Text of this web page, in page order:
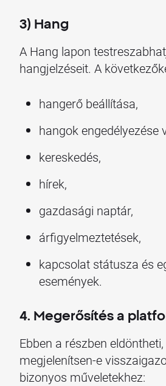
3) Hang
A Hang lapon
hangjelzéseit. A
hangerő beállítása,
hangok engedélyezése
kereskedés,
hírek,
gazdasági naptár,
árfigyelmeztetések,
kapcsolat státusza és
események.
4. Megerősítés a
Ebben a részben
megjelenítsen-e
bizonyos műveletekhez: